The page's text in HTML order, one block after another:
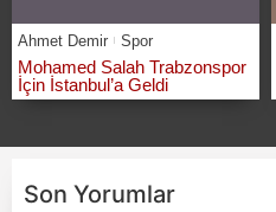
Ahmet Demir Spor
Mohamed Salah Trabzonspor
İçin İstanbul’a Geldi
Son Yorumlar